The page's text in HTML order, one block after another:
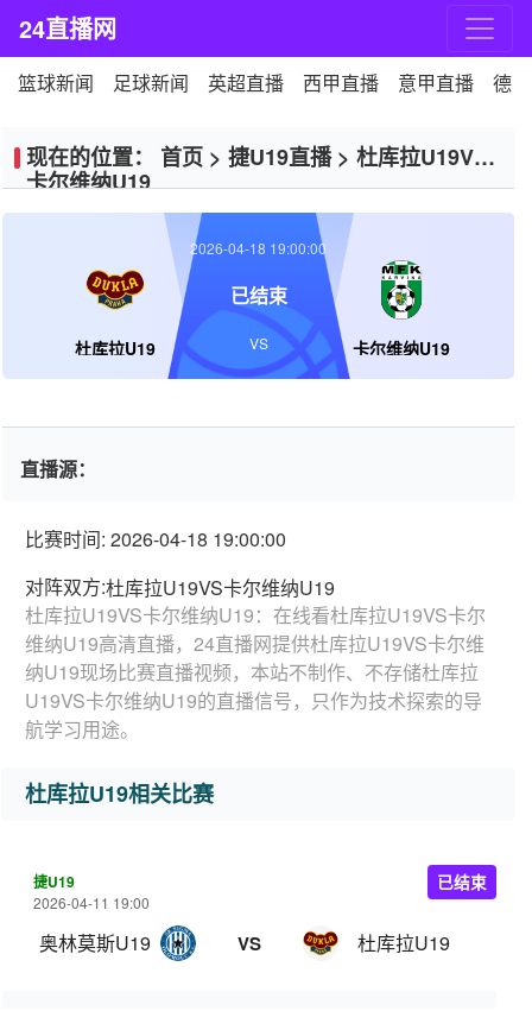
24直播网
篮球新闻 足球新闻 英超直播 西甲直播 意甲直播 德
现在的位置： 首页 > 捷U19直播> 杜库拉U19VS
卡尔维纳U19
杜库拉U19 卡尔维纳U19
2026-04-18 19:00:00
已结束
VS
直播源：
比赛时间: 2026-04-18 19:00:00
对阵双方:杜库拉U19VS卡尔维纳U19
杜库拉U19VS卡尔维纳U19：在线看杜库拉U19VS卡尔
维纳U19高清直播，24直播网提供杜库拉U19VS卡尔维
纳U19现场比赛直播视频，本站不制作、不存储杜库拉
U19VS卡尔维纳U19的直播信号，只作为技术探索的导
航学习用途。
杜库拉U19相关比赛
捷U19
2026-04-11 19:00
奥林莫斯U19 VS 杜库拉U19
已结束